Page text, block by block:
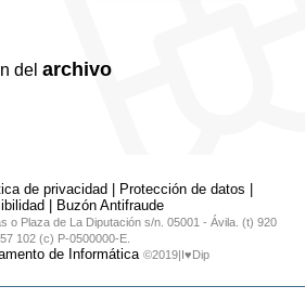
delarchivo
de privacidad| Protección de datos |
| Buzón Antifraude
o Plaza de La Diputación s/n. 05001 - Ávila. (t) 920
102 (c) P-0500000-E.
de Informática ©2019|I♥Dip